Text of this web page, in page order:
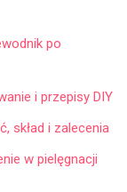
po
i przepisy DIY
skład i zalecenia
w pielęgnacji